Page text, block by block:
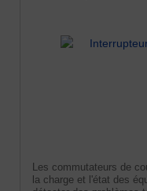
Les commutateurs de
la charge et l'état des